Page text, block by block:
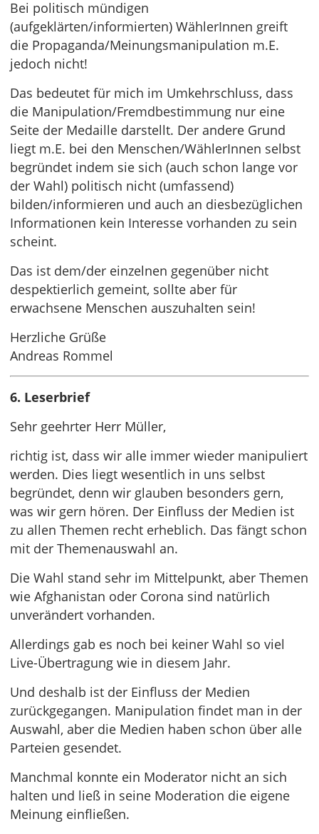
Bei politisch mündigen
(aufgeklärten/informierten) WählerInnen greift
die Propaganda/Meinungsmanipulation m.E.
jedoch nicht!
Das bedeutet für mich im Umkehrschluss, dass
die Manipulation/Fremdbestimmung nur eine
Seite der Medaille darstellt. Der andere Grund
liegt m.E. bei den Menschen/WählerInnen selbst
begründet indem sie sich (auch schon lange vor
der Wahl) politisch nicht (umfassend)
bilden/informieren und auch an diesbezüglichen
Informationen kein Interesse vorhanden zu sein
scheint.
Das ist dem/der einzelnen gegenüber nicht
despektierlich gemeint, sollte aber für
erwachsene Menschen auszuhalten sein!
Herzliche Grüße
Andreas Rommel
6. Leserbrief
Sehr geehrter Herr Müller,
richtig ist, dass wir alle immer wieder manipuliert
werden. Dies liegt wesentlich in uns selbst
begründet, denn wir glauben besonders gern,
was wir gern hören. Der Einfluss der Medien ist
zu allen Themen recht erheblich. Das fängt schon
mit der Themenauswahl an.
Die Wahl stand sehr im Mittelpunkt, aber Themen
wie Afghanistan oder Corona sind natürlich
unverändert vorhanden.
Allerdings gab es noch bei keiner Wahl so viel
Live-Übertragung wie in diesem Jahr.
Und deshalb ist der Einfluss der Medien
zurückgegangen. Manipulation findet man in der
Auswahl, aber die Medien haben schon über alle
Parteien gesendet.
Manchmal konnte ein Moderator nicht an sich
halten und ließ in seine Moderation die eigene
Meinung einfließen.